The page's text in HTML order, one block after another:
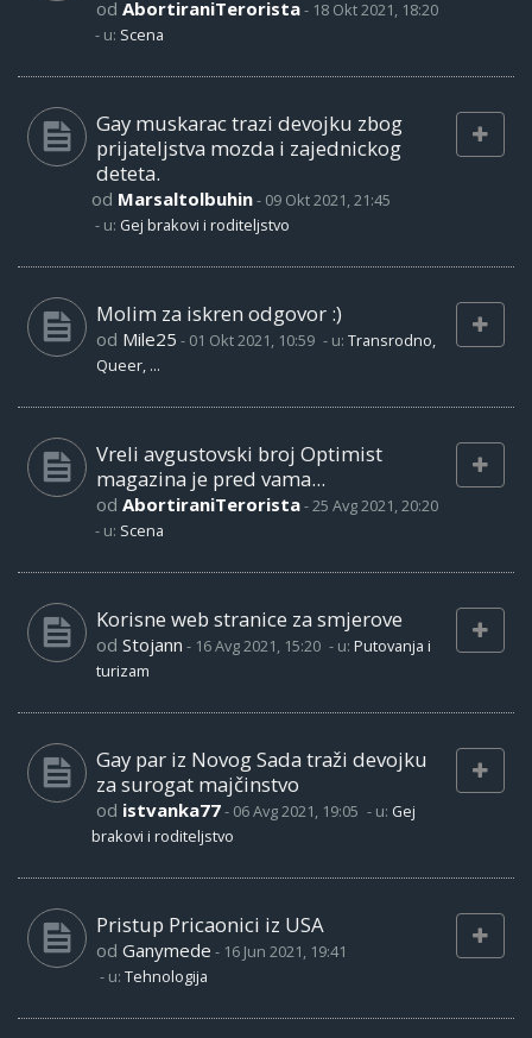
od AbortiraniTerorista- 18 Okt 2021, 18:20
- u: Scena
Gay muskarac trazi devojku zbog
prijateljstva mozda i zajednickog
deteta.
od Marsaltolbuhin- 09 Okt 2021, 21:45
- u: Gej brakovi i roditeljstvo
Molim za iskren odgovor :)
od Mile25 - 01 Okt 2021, 10:59 - u: Transrodno,
Queer, ...
Vreli avgustovski broj Optimist
magazina je pred vama...
od AbortiraniTerorista-25 Avg 2021, 20:20
- u: Scena
Korisne web stranice za smjerove
od Stojann - 16 Avg 2021, 15:20 - u: Putovanja i
turizam
Gay par iz Novog Sada traži devojku
za surogat majčinstvo
od istvanka77- 06 Avg 2021, 19:05 - u: Gej
brakovi i roditeljstvo
Pristup Pricaonici iz USA
od Ganymede - 16 Jun 2021, 19:41
- u: Tehnologija